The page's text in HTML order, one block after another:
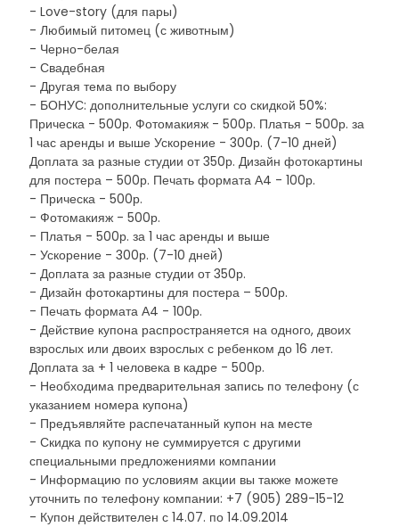
- Love-story (для пары)
- Любимый питомец (с животным)
- Черно-белая
- Свадебная
- Другая тема по выбору
- БОНУС: дополнительные услуги со скидкой 50%:
Прическа - 500р. Фотомакияж - 500р. Платья - 500р. за
1 час аренды и выше Ускорение - 300р. (7-10 дней)
Доплата за разные студии от 350р. Дизайн фотокартины
для постера – 500р. Печать формата А4 - 100р.
- Прическа - 500р.
- Фотомакияж - 500р.
- Платья - 500р. за 1 час аренды и выше
- Ускорение - 300р. (7-10 дней)
- Доплата за разные студии от 350р.
- Дизайн фотокартины для постера – 500р.
- Печать формата А4 - 100р.
- Действие купона распространяется на одного, двоих
взрослых или двоих взрослых с ребенком до 16 лет.
Доплата за + 1 человека в кадре - 500р.
- Необходима предварительная запись по телефону (с
указанием номера купона)
- Предъявляйте распечатанный купон на месте
- Скидка по купону не суммируется с другими
специальными предложениями компании
- Информацию по условиям акции вы также можете
уточнить по телефону компании: +7 (905) 289-15-12
- Купон действителен с 14.07. по 14.09.2014